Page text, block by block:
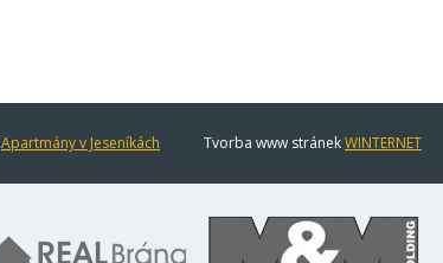
Apartmány v Jeseníkách Tvorba www stránekWINTERNET